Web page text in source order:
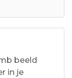
beeld
in je